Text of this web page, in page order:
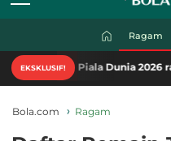
Ragam
EKSKLUSIF!
Dunia 2026 racikan khas
Bola.com Ragam